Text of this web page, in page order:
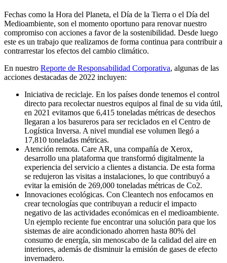
Fechas como la Hora del Planeta, el Día de la Tierra o el Día del
Medioambiente, son el momento oportuno para renovar nuestro
compromiso con acciones a favor de la sostenibilidad. Desde luego
este es un trabajo que realizamos de forma continua para contribuir a
contrarrestar los efectos del cambio climático.
En nuestro Reporte de Responsabilidad Corporativa, algunas de las
acciones destacadas de 2022 incluyen:
Iniciativa de reciclaje. En los países donde tenemos el control
directo para recolectar nuestros equipos al final de su vida útil,
en 2021 evitamos que 6,415 toneladas métricas de desechos
llegaran a los basureros para ser reciclados en el Centro de
Logística Inversa. A nivel mundial ese volumen llegó a
17,810 toneladas métricas.
Atención remota. Care AR, una compañía de Xerox,
desarrollo una plataforma que transformó digitalmente la
experiencia del servicio a clientes a distancia. De esta forma
se redujeron las visitas a instalaciones, lo que contribuyó a
evitar la emisión de 269,000 toneladas métricas de Co2.
Innovaciones ecológicas. Con Cleantech nos enfocamos en
crear tecnologías que contribuyan a reducir el impacto
negativo de las actividades económicas en el medioambiente.
Un ejemplo reciente fue encontrar una solución para que los
sistemas de aire acondicionado ahorren hasta 80% del
consumo de energía, sin menoscabo de la calidad del aire en
interiores, además de disminuir la emisión de gases de efecto
invernadero.